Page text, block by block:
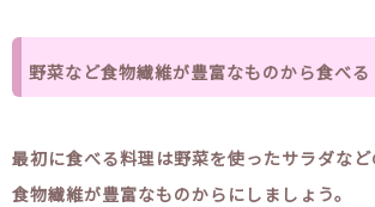
野菜など食物繊維が豊富なものから食べる
最初に食べる料理は野菜を使ったサラダなど
食物繊維が豊富なものからにしましょう。